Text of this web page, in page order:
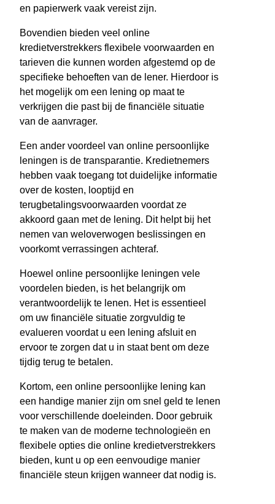
en papierwerk vaak vereist zijn.
Bovendien bieden veel online
kredietverstrekkers flexibele voorwaarden en
tarieven die kunnen worden afgestemd op de
specifieke behoeften van de lener. Hierdoor is
het mogelijk om een lening op maat te
verkrijgen die past bij de financiële situatie
van de aanvrager.
Een ander voordeel van online persoonlijke
leningen is de transparantie. Kredietnemers
hebben vaak toegang tot duidelijke informatie
over de kosten, looptijd en
terugbetalingsvoorwaarden voordat ze
akkoord gaan met de lening. Dit helpt bij het
nemen van weloverwogen beslissingen en
voorkomt verrassingen achteraf.
Hoewel online persoonlijke leningen vele
voordelen bieden, is het belangrijk om
verantwoordelijk te lenen. Het is essentieel
om uw financiële situatie zorgvuldig te
evalueren voordat u een lening afsluit en
ervoor te zorgen dat u in staat bent om deze
tijdig terug te betalen.
Kortom, een online persoonlijke lening kan
een handige manier zijn om snel geld te lenen
voor verschillende doeleinden. Door gebruik
te maken van de moderne technologieën en
flexibele opties die online kredietverstrekkers
bieden, kunt u op een eenvoudige manier
financiële steun krijgen wanneer dat nodig is.